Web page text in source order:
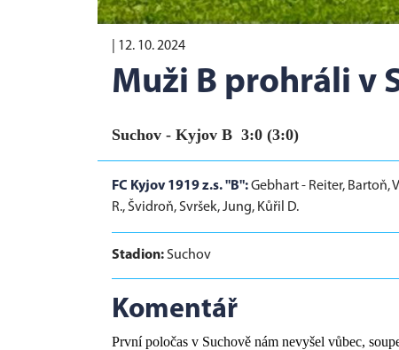
12. 10. 2024
Muži B prohráli v
Suchov - Kyjov B 3:0 (3:0)
FC Kyjov 1919 z.s. "B":Gebhart - Reiter, Bartoň,
R., Švidroň, Svršek, Jung, Kůřil D.
Stadion: Suchov
Komentář
První poločas v Suchově nám nevyšel vůbec,